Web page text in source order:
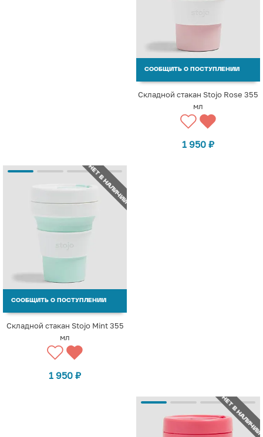
СООБЩИТЬ О ПОСТУПЛЕНИИ
Складной стакан Stojo Rose 355
мл
1 950 ₽
НЕТ В НАЛИЧИИ
СООБЩИТЬ О ПОСТУПЛЕНИИ
Складной стакан Stojo Mint 355
мл
1 950 ₽
НЕТ В НАЛИЧИИ